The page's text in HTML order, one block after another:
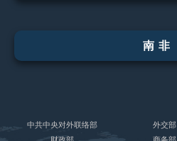
南非
中共中央对外联络部 外交部